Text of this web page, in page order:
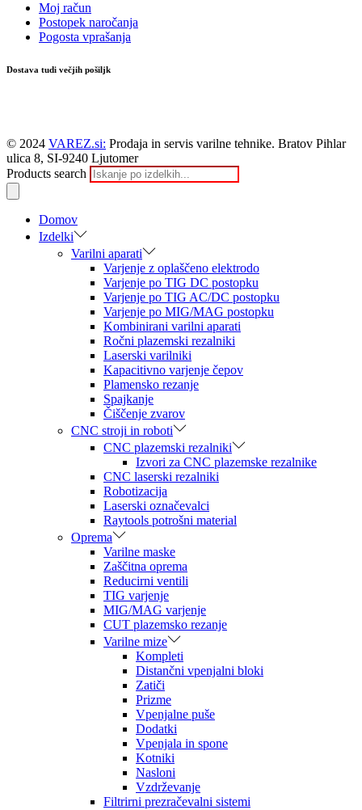
Moj račun
Postopek naročanja
Pogosta vprašanja
Dostava tudi večjih pošiljk
© 2024 VAREZ.si: Prodaja in servis varilne tehnike. Bratov Pihlar
ulica 8, SI-9240 Ljutomer
Products search
Domov
Izdelki
Varilni aparati
Varjenje z oplaščeno elektrodo
Varjenje po TIG DC postopku
Varjenje po TIG AC/DC postopku
Varjenje po MIG/MAG postopku
Kombinirani varilni aparati
Ročni plazemski rezalniki
Laserski varilniki
Kapacitivno varjenje čepov
Plamensko rezanje
Spajkanje
Čiščenje zvarov
CNC stroji in roboti
CNC plazemski rezalniki
Izvori za CNC plazemske rezalnike
CNC laserski rezalniki
Robotizacija
Laserski označevalci
Raytools potrošni material
Oprema
Varilne maske
Zaščitna oprema
Reducirni ventili
TIG varjenje
MIG/MAG varjenje
CUT plazemsko rezanje
Varilne mize
Kompleti
Distančni vpenjalni bloki
Zatiči
Prizme
Vpenjalne puše
Dodatki
Vpenjala in spone
Kotniki
Nasloni
Vzdrževanje
Filtrirni prezračevalni sistemi